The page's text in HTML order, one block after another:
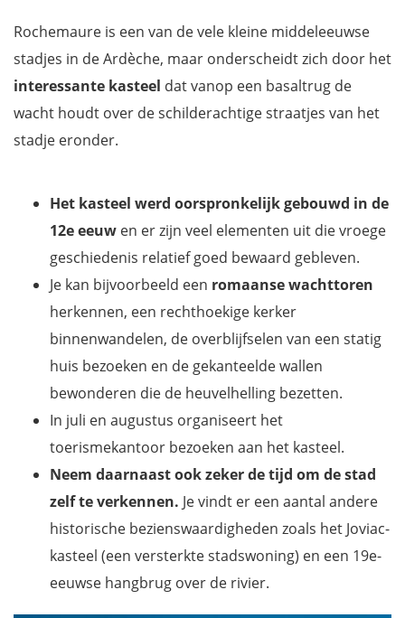
Rochemaure is een van de vele kleine middeleeuwse
stadjes in de Ardèche, maar onderscheidt zich door het
interessante kasteel dat vanop een basaltrug de
wacht houdt over de schilderachtige straatjes van het
stadje eronder.
Het kasteel werd oorspronkelijk gebouwd in de
12e eeuw en er zijn veel elementen uit die vroege
geschiedenis relatief goed bewaard gebleven.
Je kan bijvoorbeeld een romaanse wachttoren
herkennen, een rechthoekige kerker
binnenwandelen, de overblijfselen van een statig
huis bezoeken en de gekanteelde wallen
bewonderen die de heuvelhelling bezetten.
In juli en augustus organiseert het
toerismekantoor bezoeken aan het kasteel.
Neem daarnaast ook zeker de tijd om de stad
zelf te verkennen. Je vindt er een aantal andere
historische bezienswaardigheden zoals het Joviac-
kasteel (een versterkte stadswoning) en een 19e-
eeuwse hangbrug over de rivier.